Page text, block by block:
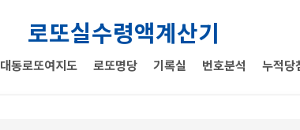
로또실수령액계산기
대동로또여지도 로또명당 기록실 번호분석 누적당